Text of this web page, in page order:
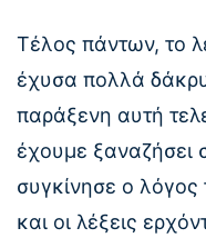
Τέλος πάντων, το
έχυσα πολλά
παράξενη αυτή
έχουμε ξαναζήσει
συγκίνησε ο λόγος
και οι λέξεις